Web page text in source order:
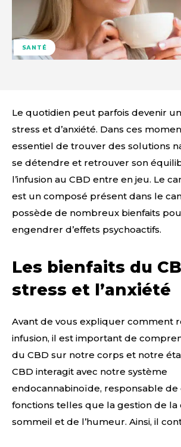
SANTÉ
Le quotidien peut parfois devenir
stress et d’anxiété. Dans ces
essentiel de trouver des solutions
se détendre et retrouver son
l’infusion au CBD entre en jeu. Le
est un composé présent dans le
possède de nombreux bienfaits
engendrer d’effets psychoactifs.
Les bienfaits du
stress et l’anxiété
Avant de vous expliquer comment
infusion, il est important de
du CBD sur notre corps et notre
CBD interagit avec notre système
endocannabinoïde, responsable de
fonctions telles que la gestion de
sommeil et de l’humeur. Ainsi, il